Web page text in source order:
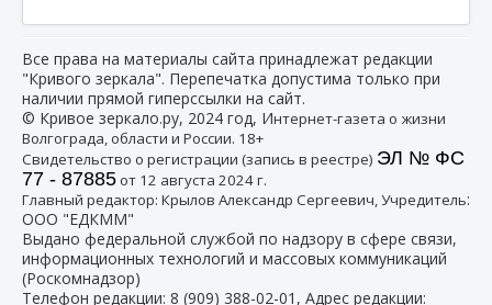
Все права на материалы сайта принадлежат редакции
"Кривого зеркала". Перепечатка допустима только при
наличии прямой гиперссылки на сайт.
© Кривое зеркало.ру, 2024 год, Интернет-газета о жизни
Волгограда, области и России. 18+
Свидетельство о регистрации (запись в реестре) ЭЛ № ФС
77 - 87885от 12 августа 2024 г.
Главный редактор: Крылов Александр Сергеевич, Учредитель:
ООО "ЕДКММ"
Выдано федеральной службой по надзору в сфере связи,
информационных технологий и массовых коммуникаций
(Роскомнадзор)
Телефон редакции: 8 (909) 388-02-01 , Адрес редакции: